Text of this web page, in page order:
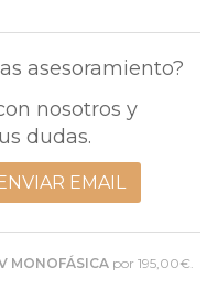
MONOFÁSICA por 195,00€.
asesoramiento?
nosotros y
dudas.
EMAIL